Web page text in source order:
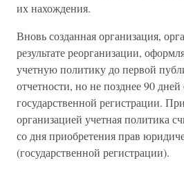
их нахождения.
Вновь созданная организация,
результате реорганизации,
учетную политику до первой
отчетности, но не позднее 90 дней
государственной регистрации.
организацией учетная политика
со дня приобретения прав
(государственной регистрации).